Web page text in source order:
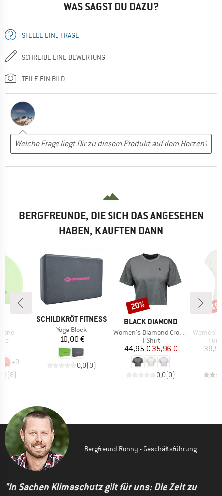
WAS SAGST DU DAZU?
STELLE EINE FRAGE
SCHREIBE EINE BEWERTUNG
TEILE EIN BILD
BERGFREUNDE, DIE SICH DAS ANGESEHEN
HABEN, KAUFTEN DANN
+9
(8)
MARKE
SCHILDKRÖT FITNESS
Artikel
Yoga Block
Preis
10,00 €
0,0(0)
MARKE
BLACK DIAMOND
Artikel
Women's Diamond Crop S/S Tee
Produktgruppe
T-Shirt
Preis
44,95 €reduzierter Preis
35,96 €
0,0(0)
Rabatt
20%
Artikel
Women's
Bergfreund Ronny - Geschäftsführung
"In Sachen Klimaschutz gilt für uns: Die Zeit zu